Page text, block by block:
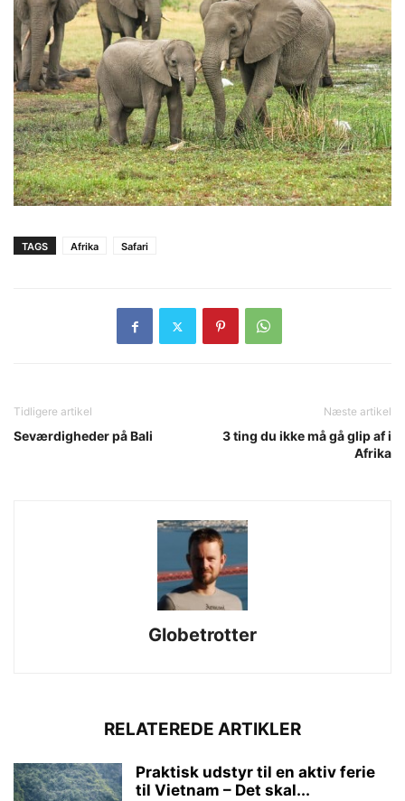
TAGS Afrika Safari
Tidligere artikel
Seværdigheder på Bali
Næste artikel
3 ting du ikke må gå glip af i
Afrika
Globetrotter
RELATEREDE ARTIKLER
Praktisk udstyr til en aktiv ferie
til Vietnam – Det skal...